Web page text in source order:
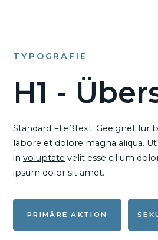
TYPOGRAFIE
H1 -
Standard Fließtext: Geeignet für
labore et dolore magna aliqua.
in voluptate velit esse cillum
ipsum dolor sit amet.
PRIMÄRE AKTION